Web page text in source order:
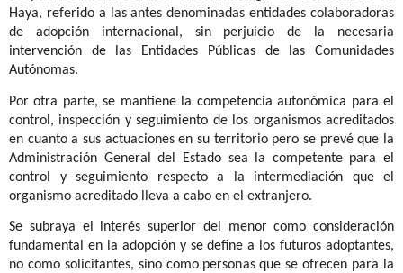
Haya, referido a las antes denominadas entidades colaboradoras
de adopción internacional, sin perjuicio de la necesaria
intervención de las Entidades Públicas de las Comunidades
Autónomas.
Por otra parte, se mantiene la competencia autonómica para el
control, inspección y seguimiento de los organismos acreditados
en cuanto a sus actuaciones en su territorio pero se prevé que la
Administración General del Estado sea la competente para el
control y seguimiento respecto a la intermediación que el
organismo acreditado lleva a cabo en el extranjero.
Se subraya el interés superior del menor como consideración
fundamental en la adopción y se define a los futuros adoptantes,
no como solicitantes, sino como personas que se ofrecen para la